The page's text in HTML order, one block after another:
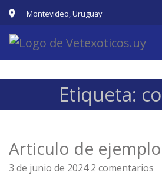
Montevideo, Uruguay
Etiqueta:
Articulo de ejemplo
3 de junio de 2024 2 comentarios